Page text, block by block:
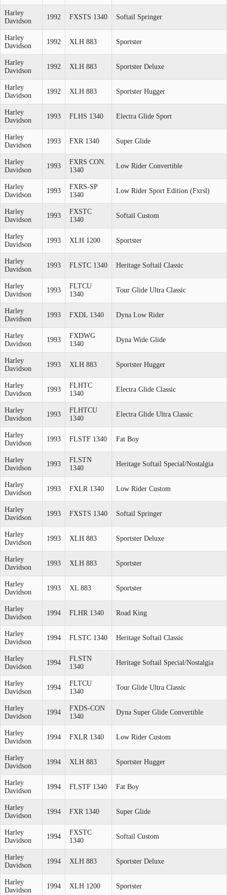
Harley
Davidson
1992 FXSTS 1340 Softail Springer
Harley
Davidson
1992 XLH 883 Sportster
Harley
Davidson
1992 XLH 883 Sportster Deluxe
Harley
Davidson
1992 XLH 883 Sportster Hugger
Harley
Davidson
1993 FLHS 1340 Electra Glide Sport
Harley
Davidson
1993 FXR 1340 Super Glide
Harley
Davidson
1993
FXRS CON.
1340
Low Rider Convertible
Harley
Davidson
1993
FXRS-SP
1340
Low Rider Sport Edition (Fxrsl)
Harley
Davidson
1993
FXSTC
1340
Softail Custom
Harley
Davidson
1993 XLH 1200 Sportster
Harley
Davidson
1993 FLSTC 1340 Heritage Softail Classic
Harley
Davidson
1993
FLTCU
1340
Tour Glide Ultra Classic
Harley
Davidson
1993 FXDL 1340 Dyna Low Rider
Harley
Davidson
1993
FXDWG
1340
Dyna Wide Glide
Harley
Davidson
1993 XLH 883 Sportster Hugger
Harley
Davidson
1993
FLHTC
1340
Electra Glide Classic
Harley
Davidson
1993
FLHTCU
1340
Electra Glide Ultra Classic
Harley
Davidson
1993 FLSTF 1340 Fat Boy
Harley
Davidson
1993
FLSTN
1340
Heritage Softail Special/Nostalgia
Harley
Davidson
1993 FXLR 1340 Low Rider Custom
Harley
Davidson
1993 FXSTS 1340 Softail Springer
Harley
Davidson
1993 XLH 883 Sportster Deluxe
Harley
Davidson
1993 XLH 883 Sportster
Harley
Davidson
1993 XL 883 Sportster
Harley
Davidson
1994 FLHR 1340 Road King
Harley
Davidson
1994 FLSTC 1340 Heritage Softail Classic
Harley
Davidson
1994
FLSTN
1340
Heritage Softail Special/Nostalgia
Harley
Davidson
1994
FLTCU
1340
Tour Glide Ultra Classic
Harley
Davidson
1994
FXDS-CON
1340
Dyna Super Glide Convertible
Harley
Davidson
1994 FXLR 1340 Low Rider Custom
Harley
Davidson
1994 XLH 883 Sportster Hugger
Harley
Davidson
1994 FLSTF 1340 Fat Boy
Harley
Davidson
1994 FXR 1340 Super Glide
Harley
Davidson
1994
FXSTC
1340
Softail Custom
Harley
Davidson
1994 XLH 883 Sportster Deluxe
Harley
Davidson
1994 XLH 1200 Sportster